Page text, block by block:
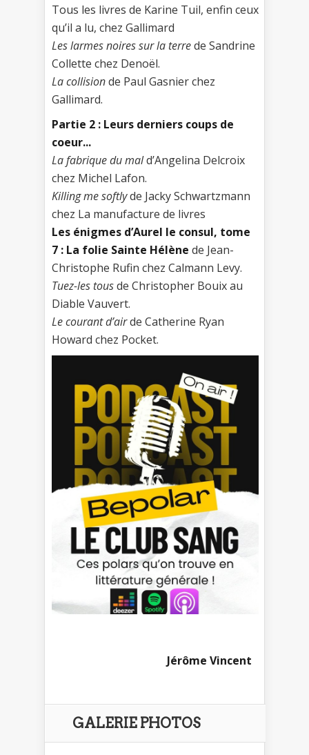
Tous les livres de Karine Tuil, enfin ceux
qu’il a lu, chez Gallimard
Les larmes noires sur la terrede Sandrine
Collette chez Denoël.
La collisionde Paul Gasnier chez
Gallimard.
Partie 2 : Leurs derniers coups de
coeur...
La fabrique du mald’Angelina Delcroix
chez Michel Lafon.
Killing me softlyde Jacky Schwartzmann
chez La manufacture de livres
Les énigmes d’Aurel le consul, tome
7 : La folie Sainte Hélène de Jean-
Christophe Rufin chez Calmann Levy.
Tuez-les tousde Christopher Bouix au
Diable Vauvert.
Le courant d’airde Catherine Ryan
Howard chez Pocket.
Jérôme Vincent
GALERIE PHOTOS